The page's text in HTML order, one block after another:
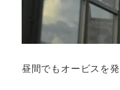
昼間でもオービスを